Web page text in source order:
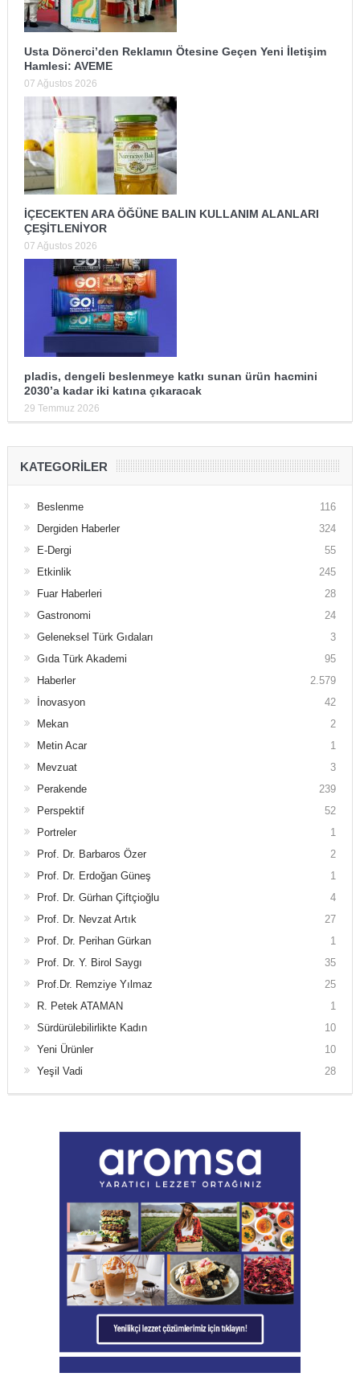
Usta Dönerci’den Reklamın Ötesine Geçen Yeni İletişim
Hamlesi: AVEME
07 Ağustos 2026
İÇECEKTEN ARA ÖĞÜNE BALIN KULLANIM ALANLARI
ÇEŞİTLENİYOR
07 Ağustos 2026
pladis, dengeli beslenmeye katkı sunan ürün hacmini
2030’a kadar iki katına çıkaracak
29 Temmuz 2026
KATEGORILER
Beslenme
116
Dergiden Haberler
324
E-Dergi
55
Etkinlik
245
Fuar Haberleri
28
Gastronomi
24
Geleneksel Türk Gıdaları
3
Gıda Türk Akademi
95
Haberler
2.579
İnovasyon
42
Mekan
2
Metin Acar
1
Mevzuat
3
Perakende
239
Perspektif
52
Portreler
1
Prof. Dr. Barbaros Özer
2
Prof. Dr. Erdoğan Güneş
1
Prof. Dr. Gürhan Çiftçioğlu
4
Prof. Dr. Nevzat Artık
27
Prof. Dr. Perihan Gürkan
1
Prof. Dr. Y. Birol Saygı
35
Prof.Dr. Remziye Yılmaz
25
R. Petek ATAMAN
1
Sürdürülebilirlikte Kadın
10
Yeni Ürünler
10
Yeşil Vadi
28